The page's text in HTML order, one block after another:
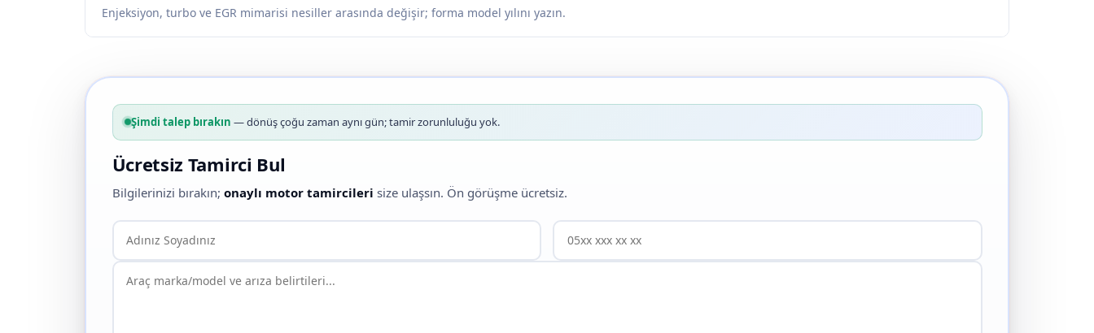
Enjeksiyon, turbo ve EGR mimarisi nesiller arasında değişir; forma model yılını yazın.
Şimdi talep bırakın — dönüş çoğu zaman aynı gün; tamir zorunluluğu yok.
Ücretsiz Tamirci Bul
Bilgilerinizi bırakın; onaylı motor tamircileri size ulaşsın. Ön görüşme ücretsiz.